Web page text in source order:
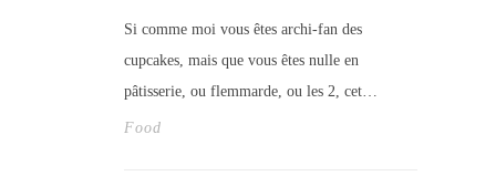
Si comme moi vous êtes archi-fan des
cupcakes, mais que vous êtes nulle en
pâtisserie, ou flemmarde, ou les 2, cet…
Food